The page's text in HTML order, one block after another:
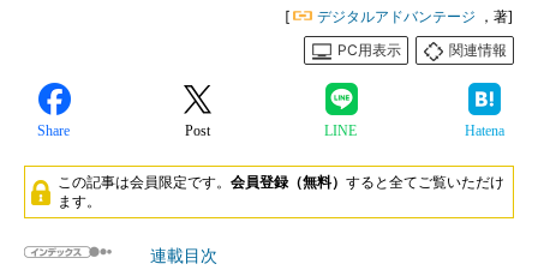
[ デジタルアドバンテージ ，著]
PC用表示
関連情報
Share Post LINE Hatena
この記事は会員限定です。 会員登録（無料） すると全てご覧いただけ
ます。
連載目次